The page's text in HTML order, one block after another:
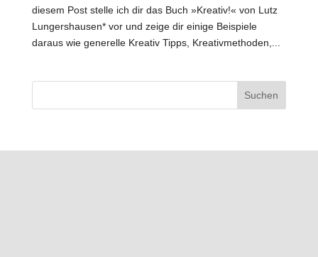
diesem Post stelle ich dir das Buch »Kreativ!« von Lutz
Lungershausen* vor und zeige dir einige Beispiele
daraus wie generelle Kreativ Tipps, Kreativmethoden,...